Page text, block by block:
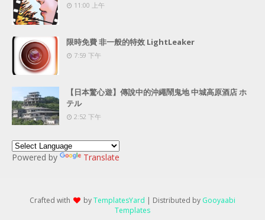
11:00 上午
限時免費 非一般的特效 LightLeaker
7:59 下午
【日本驚心遊】傳說中的沖繩鬧鬼地 中城高原酒店 ホ
テル
2:52 下午
Powered by Translate
Crafted with byTemplatesYard | Distributed by Gooyaabi
Templates